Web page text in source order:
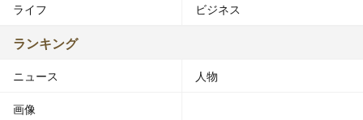
ライフ ビジネス
ランキング
ニュース 人物
画像